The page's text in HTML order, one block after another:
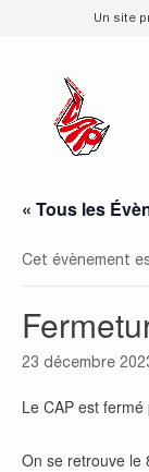
Un site
« Tous les
Cet évènement
23 décembre
Le CAP est
On se retrouve le